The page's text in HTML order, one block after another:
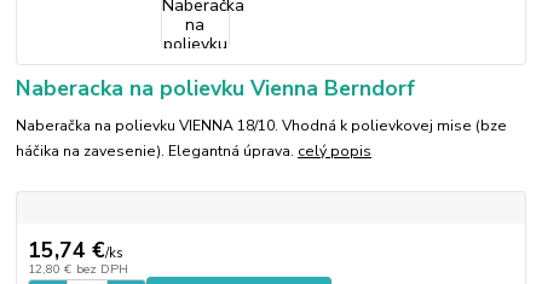
Naberacka na polievku Vienna Berndorf
Naberačka na polievku VIENNA 18/10. Vhodná k polievkovej mise (bze
háčika na zavesenie). Elegantná úprava. celý popis
15,74 €/ks
12,80 € bez DPH